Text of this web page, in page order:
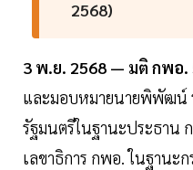
2568)
3 พ.ย. 2568 — มติ กพอ.
และมอบหมายนายพิพัฒน์
รัฐมนตรีในฐานะประธา
เลขาธิการ กพอ. ในฐานะ